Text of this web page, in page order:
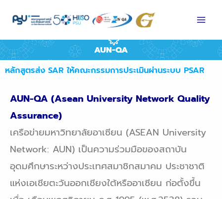
content
AUN-QA
หลักสูตรส่ง SAR ให้คณะกรรมการประเมินผ่านระบบ PSAR
AUN-QA (Asean University Network Quality
Assurance)
เครือข่ายมหาวิทยาลัยอาเซียน (ASEAN University
Network: AUN) เป็นความร่วมมือของสถาบัน
อุดมศึกษาระหว่างประเทศสมาชิกสมาคม ประชาชาติ
แห่งเอเชียตะวันออกเชียงใต้หรืออาเซียน ก่อตั้งขึ้น